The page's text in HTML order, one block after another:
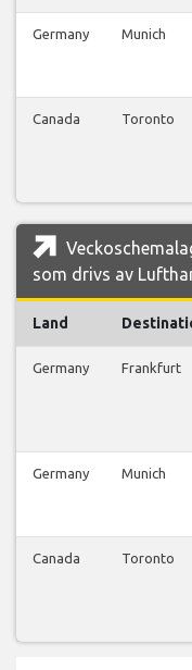
Germany Munich
Canada Toronto
som drivs av
Land
Germany Frankfurt
Germany Munich
Canada Toronto